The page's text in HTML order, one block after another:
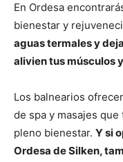
En Ordesa
bienestar y
aguas termales y
alivien tus músculos
Los balnearios
de spa y masajes
pleno bienestar. Y si
Ordesa de Silken,